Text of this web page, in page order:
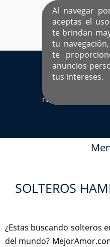
Al navegar
aceptas el
te brindan
tu
te
anuncios
tus intereses.
EL ÚNICO SITIO
Sí ya estás
registrado
SOLTEROS
¿Estas buscando solteros
del mundo?